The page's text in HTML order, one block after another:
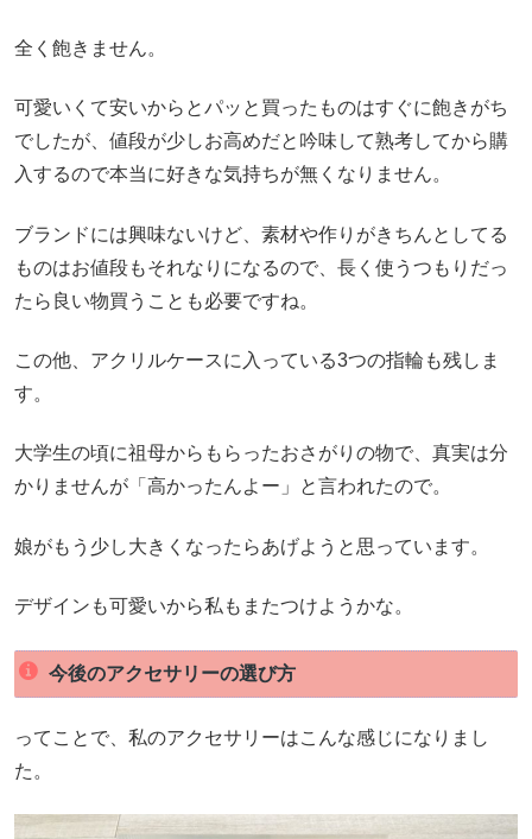
全く飽きません。
可愛いくて安いからとパッと買ったものはすぐに飽きがち
でしたが、値段が少しお高めだと吟味して熟考してから購
入するので本当に好きな気持ちが無くなりません。
ブランドには興味ないけど、素材や作りがきちんとしてる
ものはお値段もそれなりになるので、長く使うつもりだっ
たら良い物買うことも必要ですね。
この他、アクリルケースに入っている3つの指輪も残しま
す。
大学生の頃に祖母からもらったおさがりの物で、真実は分
かりませんが「高かったんよー」と言われたので。
娘がもう少し大きくなったらあげようと思っています。
デザインも可愛いから私もまたつけようかな。
今後のアクセサリーの選び方
ってことで、私のアクセサリーはこんな感じになりまし
た。